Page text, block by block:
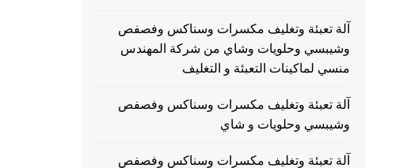
آلة تعبئة وتغليف مكسرات وسناكس وفصفص
وشيبسي وحلويات وشاي من شركة المهندس
منسي لماكينات التعبئة و التغليف
آلة تعبئة وتغليف مكسرات وسناكس وفصفص
وشيبسي وحلويات و شاي
آلة تعبئة وتغليف مكسرات وسناكس وفصفص